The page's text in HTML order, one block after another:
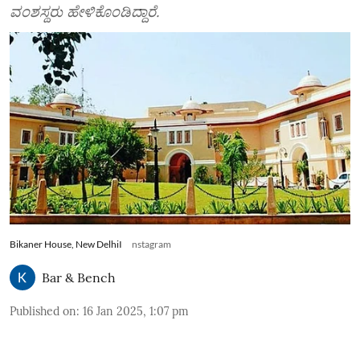
ವಂಶಸ್ಥರು ಹೇಳಿಕೊಂಡಿದ್ದಾರೆ.
Bikaner House, New DelhiI nstagram
Bar & Bench
Published on: 16 Jan 2025, 1:07 pm